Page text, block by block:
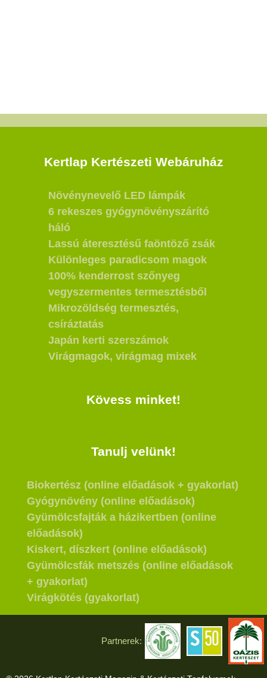
Kertlap Kertészeti Webáruház
Növénynevelő LED lámpák
6 rekeszes gyógynövényszárító
háló
Lassú áteresztésű faöntöző zsák
Különleges paradicsom magok
100% kenderrost szőnyeg
vegyszermentes termesztésből
Mikrozöldség termesztés,
csíráztatás
Japán kerti szerszámok
Virágmagok, virágmag mixek
Kövess minket!
Tanulj velünk!
Biokertész (online előadások + gyakorlat)
Gyógynövény (online előadások)
Gyümölcsfajták a házikertben (online
előadások)
Kiskert, díszkert (online előadások)
Gyümölcsfák metszés (online előadások
+ gyakorlat)
Virágkötés (gyakorlat)
Partnerek: